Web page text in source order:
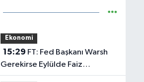
Ekonomi
15:29
Gerekirse Eylülde Faiz
Artırmaya Hazır